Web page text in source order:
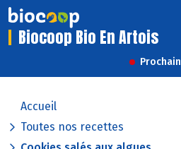
Biocoop Bio En Artois
Accueil
Toutes nos recettes